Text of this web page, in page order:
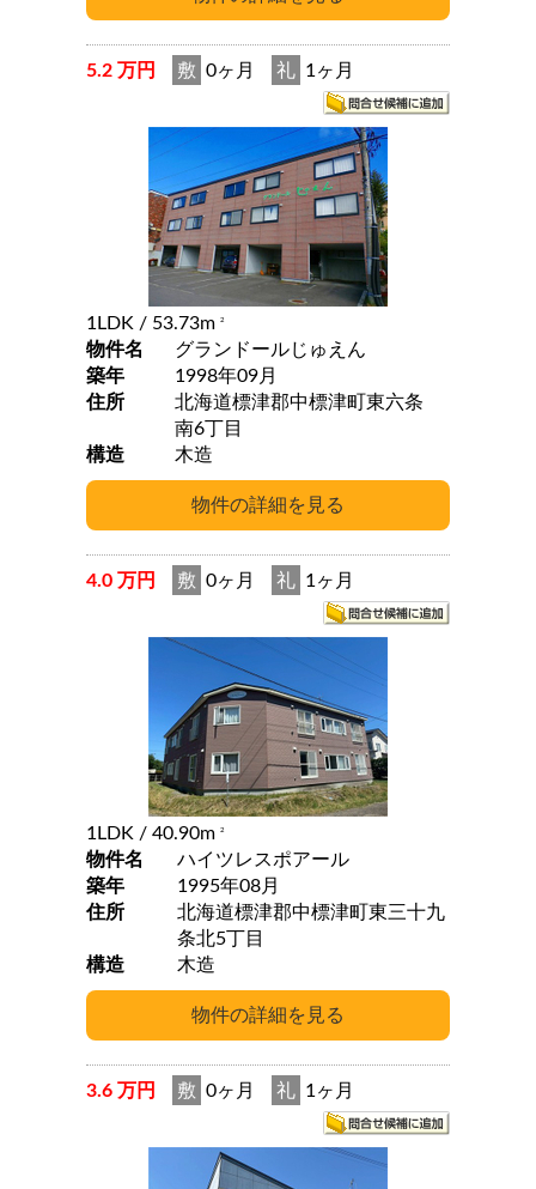
5.2 万円 敷 0ヶ月 礼 1ヶ月
1LDK / 53.73m 2
物件名
グランドールじゅえん
築年
1998年09月
住所
北海道標津郡中標津町東六条
南6丁目
構造
木造
4.0 万円 敷 0ヶ月 礼 1ヶ月
1LDK / 40.90m 2
物件名
ハイツレスポアール
築年
1995年08月
住所
北海道標津郡中標津町東三十九
条北5丁目
構造
木造
3.6 万円 敷 0ヶ月 礼 1ヶ月